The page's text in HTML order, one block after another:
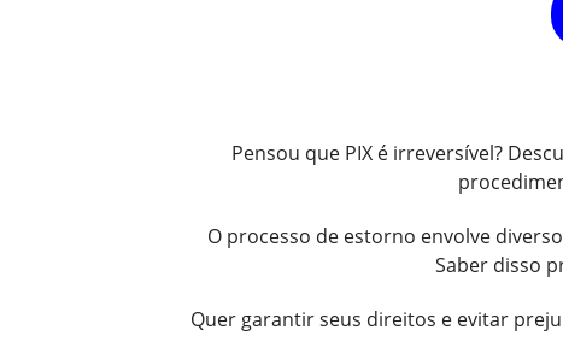
Pensou que PIX é irreversível?
O processo de estorno envolve
Saber disso
Quer garantir seus direitos e evitar